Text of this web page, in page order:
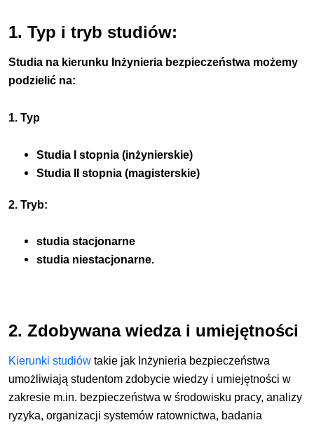
1. Typ i tryb studiów:
Studia na kierunku Inżynieria bezpieczeństwa możemy
podzielić na:
1. Typ
Studia I stopnia (inżynierskie)
Studia II stopnia (magisterskie)
2. Tryb:
studia stacjonarne
studia niestacjonarne.
2. Zdobywana wiedza i umiejętności
Kierunki studiów takie jak Inżynieria bezpieczeństwa
umożliwiają studentom zdobycie wiedzy i umiejętności w
zakresie m.in. bezpieczeństwa w środowisku pracy, analizy
ryzyka, organizacji systemów ratownictwa, badania